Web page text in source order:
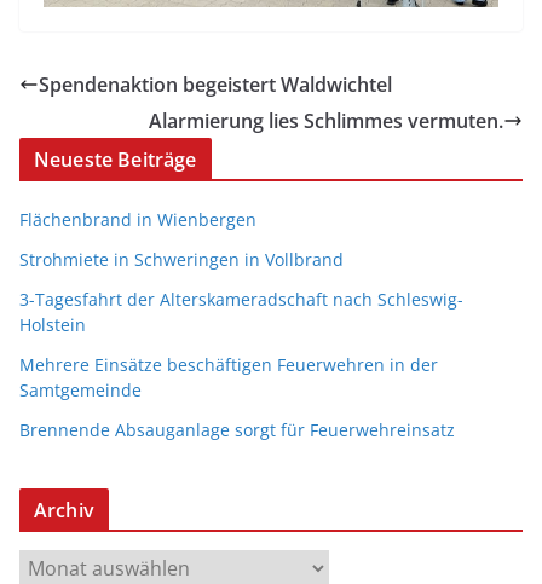
Spendenaktion begeistert Waldwichtel
Alarmierung lies Schlimmes vermuten.
Neueste Beiträge
Flächenbrand in Wienbergen
Strohmiete in Schweringen in Vollbrand
3-Tagesfahrt der Alterskameradschaft nach Schleswig-
Holstein
Mehrere Einsätze beschäftigen Feuerwehren in der
Samtgemeinde
Brennende Absauganlage sorgt für Feuerwehreinsatz
Archiv